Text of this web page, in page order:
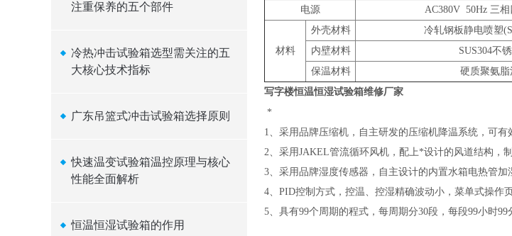
注重保养的五个部件
冷热冲击试验箱选型需关注的五
大核心技术指标
广东吊篮式冲击试验箱选择原则
快速温变试验箱温控原理与核心
性能全面解析
恒温恒湿试验箱的作用
电源
AC380V 50Hz 三相
材料
外壳材料
冷轧钢板静电喷塑
内壁材料
SUS304不
保温材料
硬质聚氨脂
写字楼恒温恒湿试验箱维修厂家
*
1、 采用品牌压缩机，自主研发的压缩机降温系统，可有
2、 采用JAKEL管流循环风机，配上*设计的风道结构，
3、 采用品牌湿度传感器，自主设计的内置水箱电热管加
4、 PID控制方式，控温、控湿精确波动小，菜单式操作
5、 具有99个周期的程式，每周期分30段，每段99小时